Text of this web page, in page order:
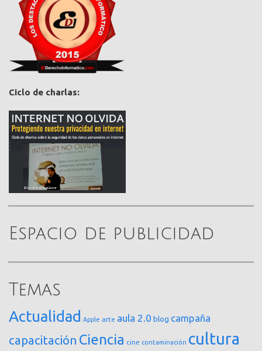
Ciclo de charlas:
Espacio de publicidad
Temas
Actualidad Apple arte aula 2.0 blog campaña
capacitación Ciencia cine contaminación cultura